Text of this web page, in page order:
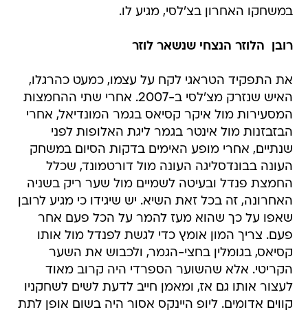
במשחקו האחרון בצ'לסי, מגיע לו.
רובן  הלוזר הנצחי שנשאר לוזר
את התפקיד הטראגי לקח על עצמו, כמעט כהרגלו,
האיש שנזרק מצ'לסי ב-2007. אחרי שתי ההחמצות
המסעירות מול איקר קסיאס בגמר המונדיאל, אחרי
הבזבזנות מול אינטר בגמר ליגת האלופות לפני
שנתיים, אחרי מופע האימים בדקות הסיום במשחק
העונה בבונדסליגה העונה מול דורטמונד, שכלל
החמצת פנדל ובעיטה לשמיים מול שער ריק בשניה
האחרונה, זה בכל זאת השיא. יש שיגידו כי מגיע לרובן
שאפו על כך שהוא מעז להמר על הכל פעם אחר
פעם. צריך המון אומץ כדי לגשת לפנדל מול אותו
קסיאס, בגומלין בחצי-הגמר, ולכבוש את השער
הקריטי. אלא שהשוער הספרדי היה קרוב מאוד
לעצור אותו גם אז, ומאמן חייב לדעת לשים לשחקניו
קווים אדומים. ליופ היינקס אסור היה בשום אופן לתת